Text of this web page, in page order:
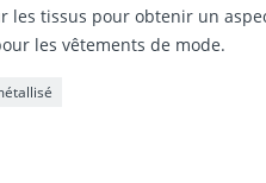
les tissus pour obtenir un
les vêtements de mode.